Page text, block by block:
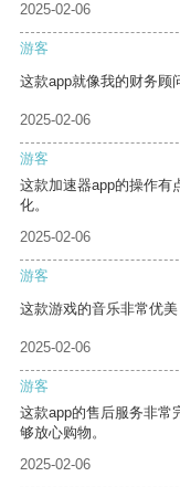
2025-02-06
游客
这款app就像我的财务顾
2025-02-06
游客
这款加速器app的操作有
化。
2025-02-06
游客
这款游戏的音乐非常优美
2025-02-06
游客
这款app的售后服务非常
够放心购物。
2025-02-06